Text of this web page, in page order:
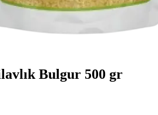
Bulgur 500 gr